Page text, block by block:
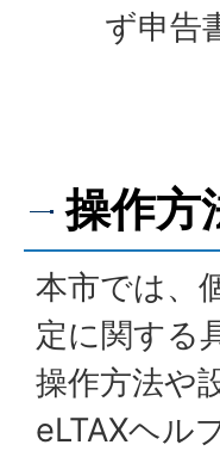
ず申告
操作方
本市では、
定に関する
操作方法や
eLTAXヘル